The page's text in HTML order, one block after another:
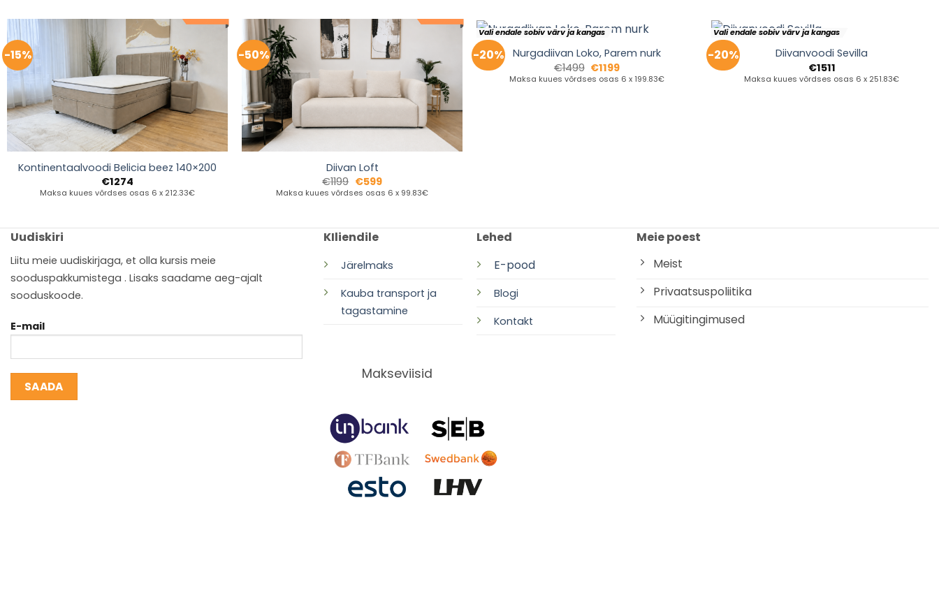
-15%
Kontinentaalvoodi Belicia beez 140×200
€1274
Maksa kuues võrdses osas 6 x 212.33€
-50%
Diivan Loft
€1199 €599
Maksa kuues võrdses osas 6 x 99.83€
-20%
Vali endale sobiv värv ja kangas
Nurgadiivan Loko, Parem nurk
€1499 €1199
Maksa kuues võrdses osas 6 x 199.83€
-20%
Vali endale sobiv värv ja kangas
Diivanvoodi Sevilla
€1511
Maksa kuues võrdses osas 6 x 251.83€
Uudiskiri
Liitu meie uudiskirjaga, et olla kursis meie
sooduspakkumistega . Lisaks saadame aeg-ajalt
sooduskoode.
E-mail
KIliendile
Järelmaks
Kauba transport ja
tagastamine
Lehed
E-pood
Blogi
Kontakt
Makseviisid
Meie poest
Meist
Privaatsuspoliitika
Müügitingimused